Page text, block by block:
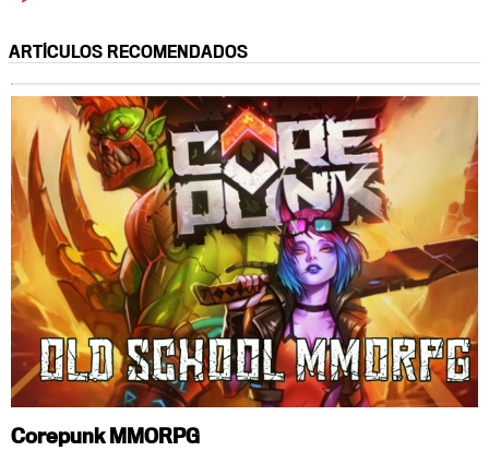
ARTÍCULOS RECOMENDADOS
Corepunk MMORPG